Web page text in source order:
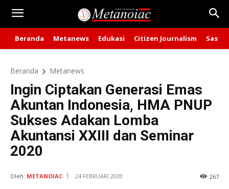
Beranda Metanews Edukasi Citizen Journalism Sastra
Beranda Metanews
Ingin Ciptakan Generasi Emas
Akuntan Indonesia, HMA PNUP
Sukses Adakan Lomba
Akuntansi XXIII dan Seminar
2020
267
Oleh: METANOIAC 24 FEBRUARI 2020